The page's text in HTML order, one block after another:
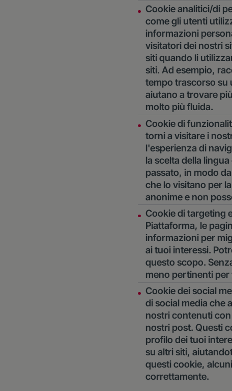
Cookie analitici/di
come gli utenti
informazioni
visitatori dei nostri
siti quando li
siti. Ad esempio,
tempo trascorso su
aiutano a trovare
molto più fluida.
Cookie di
torni a visitare i
l'esperienza di
la scelta della
passato, in modo
che lo visitano per
anonime e non
Cookie di targeting
Piattaforma, le
informazioni per
ai tuoi interessi.
questo scopo.
meno pertinenti per
Cookie dei social
di social media che
nostri contenuti
nostri post. Questi
profilo dei tuoi
su altri siti,
questi cookie,
correttamente.